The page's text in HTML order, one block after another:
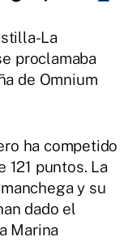
La
proclamaba
de Omnium
ha competido
121 puntos. La
y su
dado el
Marina